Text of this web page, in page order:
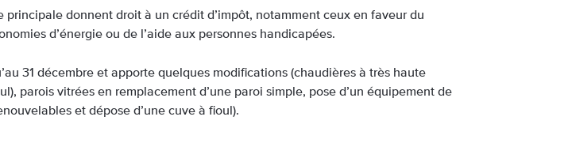
principale donnent droit à un crédit d’impôt, notamment ceux en faveur du
d’énergie ou de l’aide aux personnes handicapées.
31 décembre et apporte quelques modifications (chaudières à très haute
parois vitrées en remplacement d’une paroi simple, pose d’un équipement de
et dépose d’une cuve à fioul).